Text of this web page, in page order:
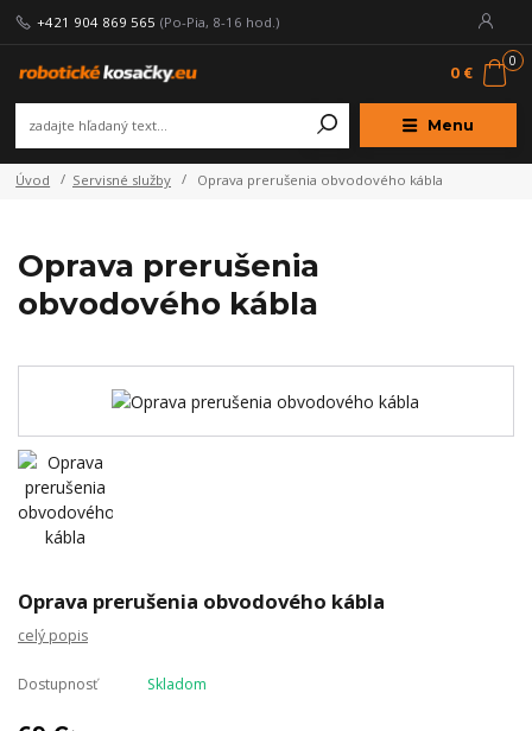
Menu
+421 904 869 565 (Po-Pia, 8-16 hod.)
0
0 €
Úvod Servisné služby Oprava prerušenia obvodového kábla
Oprava prerušenia
obvodového kábla
Oprava prerušenia obvodového kábla
celý popis
Dostupnosť Skladom